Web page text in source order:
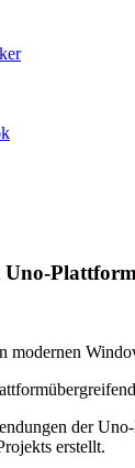
Uno-
modernen
der
erstellt.